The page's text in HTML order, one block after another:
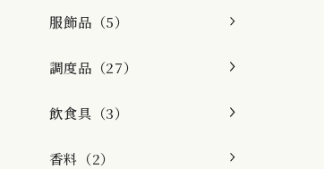
服飾品（5）
調度品（27）
飲食具（3）
香料（2）